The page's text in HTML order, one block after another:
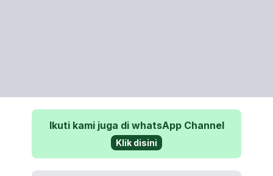
Ikuti kami juga di whatsApp Channel
Klik disini